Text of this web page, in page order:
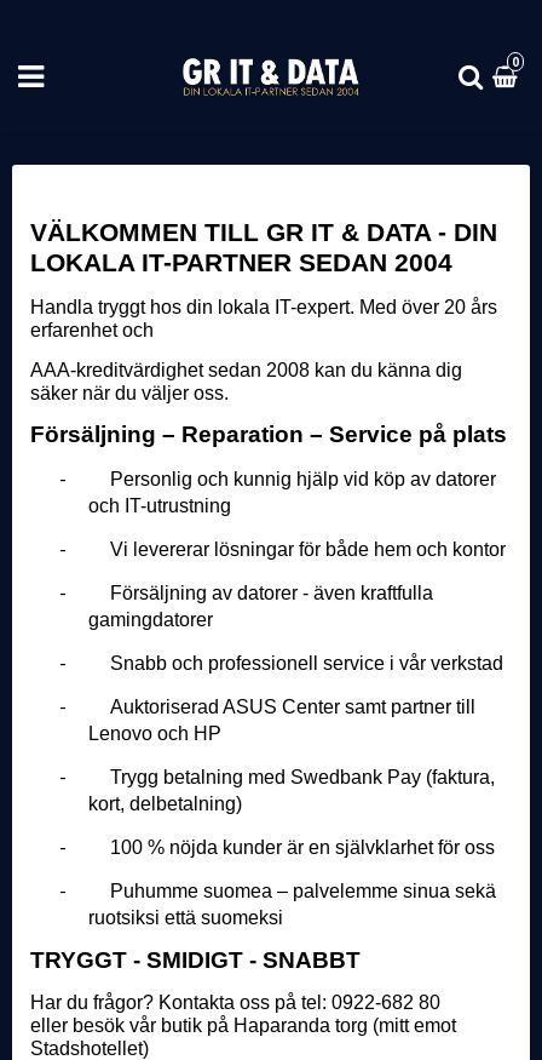
0
VÄLKOMMEN TILL GR IT & DATA - DIN
LOKALA IT-PARTNER SEDAN 2004
Handla tryggt hos din lokala IT-expert. Med över 20 års
erfarenhet och
AAA-kreditvärdighet sedan 2008 kan du känna dig
säker när du väljer oss.
Försäljning – Reparation – Service på plats
-
Personlig och kunnig hjälp vid köp av datorer
och IT-utrustning
- Vi levererar lösningar för både hem och kontor
-
Försäljning av datorer - även kraftfulla
gamingdatorer
- Snabb och professionell service i vår verkstad
-
Auktoriserad ASUS Center samt partner till
Lenovo och HP
-
Trygg betalning med Swedbank Pay (faktura,
kort, delbetalning)
- 100 % nöjda kunder är en självklarhet för oss
-
Puhumme suomea – palvelemme sinua sekä
ruotsiksi että suomeksi
TRYGGT - SMIDIGT - SNABBT
Har du frågor? Kontakta oss på tel: 0922-682 80
eller besök vår butik på Haparanda torg (mitt emot
Stadshotellet)